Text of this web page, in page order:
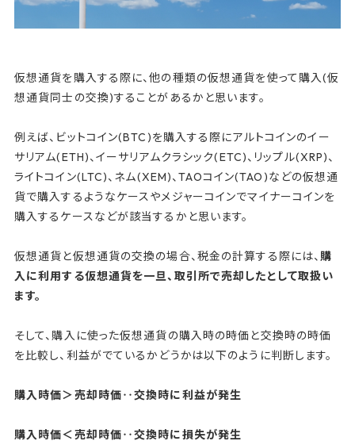
仮想通貨を購入する際に、他の種類の仮想通貨を使って購入(仮
想通貨同士の交換)することがあるかと思います。
例えば、ビットコイン(BTC)を購入する際にアルトコインのイー
サリアム(ETH)、イーサリアムクラシック(ETC)、リップル(XRP)、
ライトコイン(LTC)、ネム(XEM)、TAOコイン(TAO)などの仮想通
貨で購入するようなケースやメジャーコインでマイナーコインを
購入するケースなどが該当するかと思います。
仮想通貨と仮想通貨の交換の場合、税金の計算する際には、購
入に利用する仮想通貨を一旦、取引所で売却したとして取扱い
ます。
そして、購入に使った仮想通貨の購入時の時価と交換時の時価
を比較し、利益がでているかどうかは以下のように判断します。
購入時価＞売却時価‥交換時に利益が発生
購入時価＜売却時価‥交換時に損失が発生